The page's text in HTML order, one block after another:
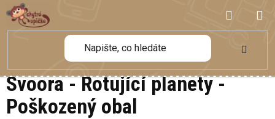
Přejít
na
obsah
KOŠÍK
Svoora - Rotující planety -
Poškozený obal